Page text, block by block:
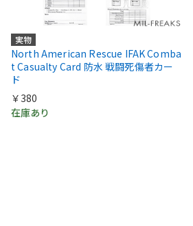
実物
North American Rescue IFAK Comba
t Casualty Card 防水 戦闘死傷者カー
ド
￥380
在庫あり